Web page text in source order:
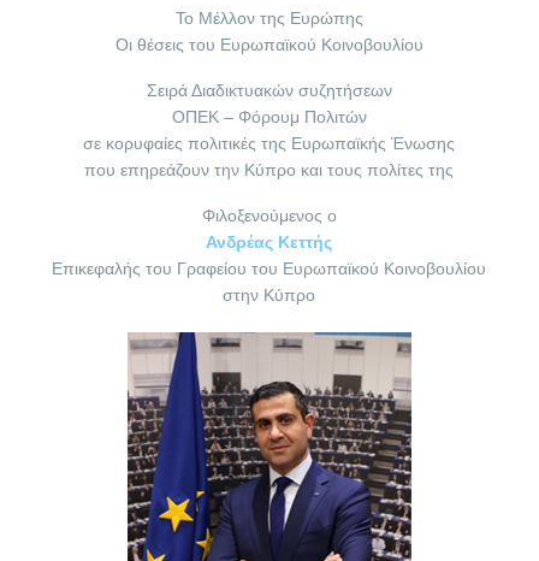
To Μέλλον της Ευρώπης
Οι θέσεις του Ευρωπαϊκού Κοινοβουλίου
Σειρά Διαδικτυακών συζητήσεων
ΟΠΕΚ – Φόρουμ Πολιτών
σε κορυφαίες πολιτικές της Ευρωπαϊκής Ένωσης
που επηρεάζουν την Κύπρο και τους πολίτες της
Φιλοξενούμενος ο
Ανδρέας Κεττής
Επικεφαλής του Γραφείου του Ευρωπαϊκού Κοινοβουλίου
στην Κύπρο